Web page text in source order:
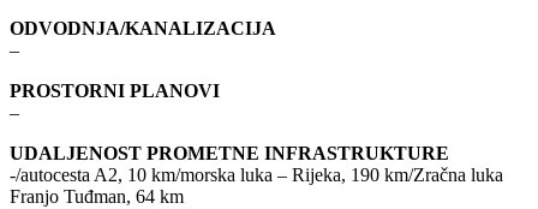
ODVODNJA/KANALIZACIJA
–
PROSTORNI PLANOVI
–
UDALJENOST PROMETNE INFRASTRUKTURE
-/autocesta A2, 10 km/morska luka – Rijeka, 190 km/Zračna luka
Franjo Tuđman, 64 km